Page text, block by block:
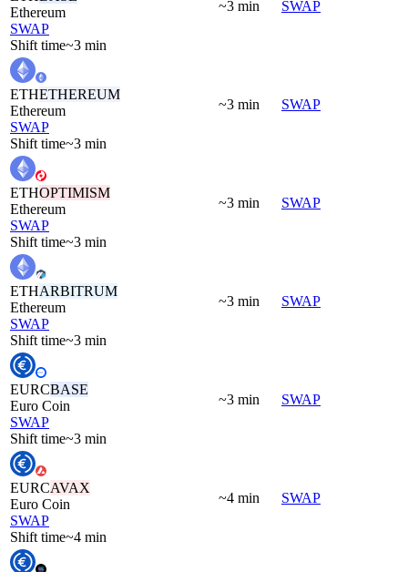
Ethereum
SWAP
Shift time~3 min
~3 min SWAP
ETHETHEREUM
Ethereum
SWAP
Shift time~3 min
~3 min SWAP
ETHOPTIMISM
Ethereum
SWAP
Shift time~3 min
~3 min SWAP
ETHARBITRUM
Ethereum
SWAP
Shift time~3 min
~3 min SWAP
EURCBASE
Euro Coin
SWAP
Shift time~3 min
~3 min SWAP
EURCAVAX
Euro Coin
SWAP
Shift time~4 min
~4 min SWAP